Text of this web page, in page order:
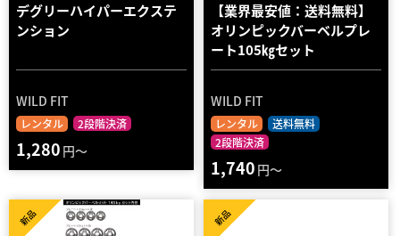
デグリーハイパーエクステ
ンション
WILD FIT
レンタル 2段階決済
1,280 円～
【業界最安値：送料無料】
オリンピックバーベルプレ
ート105㎏セット
WILD FIT
レンタル
送料無料
2段階決済
1,740 円～
新品 新品